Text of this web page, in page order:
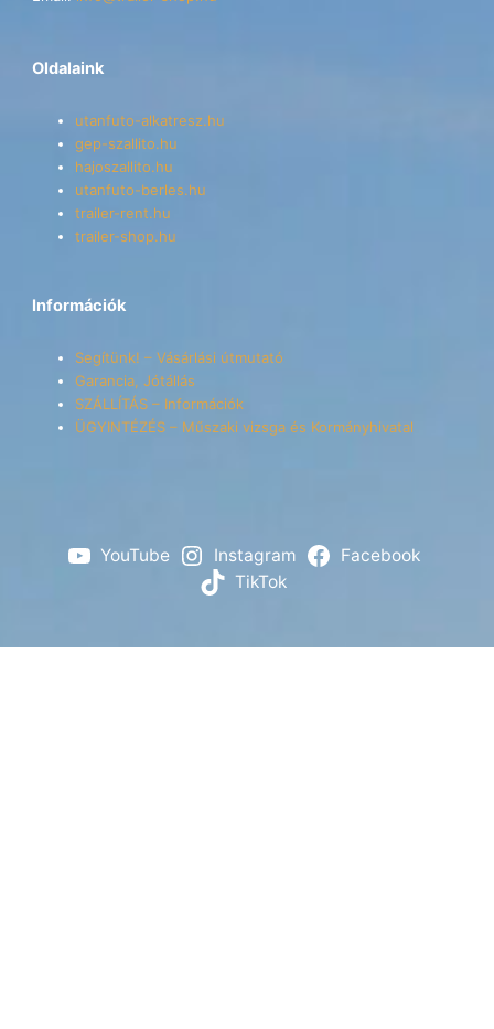
Oldalaink
utanfuto-alkatresz.hu
gep-szallito.hu
hajoszallito.hu
utanfuto-berles.hu
trailer-rent.hu
trailer-shop.hu
Információk
Segítünk! – Vásárlási útmutató
Garancia, Jótállás
SZÁLLÍTÁS – Információk
ÜGYINTÉZÉS – Műszaki vizsga és Kormányhivatal
YouTube Instagram
Facebook
TikTok